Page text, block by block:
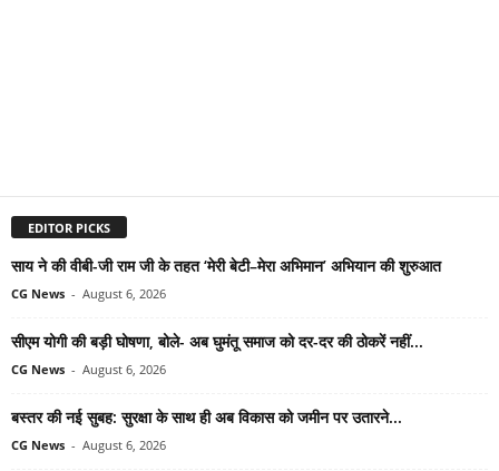
EDITOR PICKS
साय ने की वीबी-जी राम जी के तहत ‘मेरी बेटी–मेरा अभिमान’ अभियान की शुरुआत
CG News - August 6, 2026
सीएम योगी की बड़ी घोषणा, बोले- अब घुमंतू समाज को दर-दर की ठोकरें नहीं...
CG News - August 6, 2026
बस्तर की नई सुबह: सुरक्षा के साथ ही अब विकास को जमीन पर उतारने...
CG News - August 6, 2026